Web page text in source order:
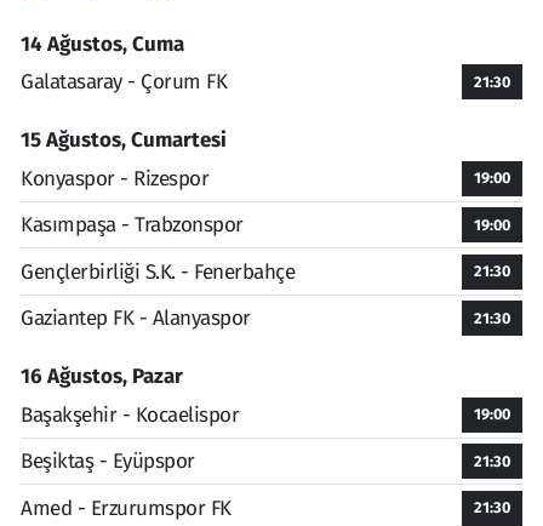
14 Ağustos, Cuma
Galatasaray - Çorum FK
21:30
15 Ağustos, Cumartesi
Konyaspor - Rizespor
19:00
Kasımpaşa - Trabzonspor 19:00
Gençlerbirliği S.K. - Fenerbahçe 21:30
Gaziantep FK - Alanyaspor 21:30
16 Ağustos, Pazar
Başakşehir - Kocaelispor
19:00
Beşiktaş - Eyüpspor 21:30
Amed - Erzurumspor FK 21:30